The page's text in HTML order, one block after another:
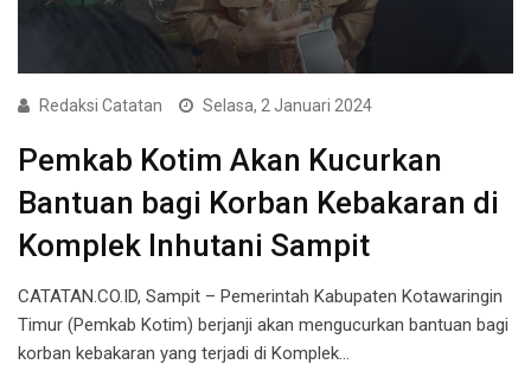
Redaksi Catatan Selasa, 2 Januari 2024
Pemkab Kotim Akan Kucurkan
Bantuan bagi Korban Kebakaran di
Komplek Inhutani Sampit
CATATAN.CO.ID, Sampit – Pemerintah Kabupaten Kotawaringin
Timur (Pemkab Kotim) berjanji akan mengucurkan bantuan bagi
korban kebakaran yang terjadi di Komplek…